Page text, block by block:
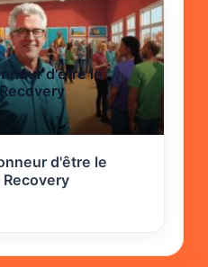
d'être le
d'être le